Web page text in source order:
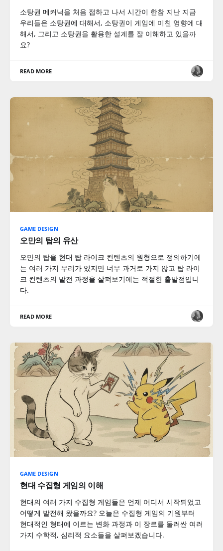
소탕권 메커닉을 처음 접하고 나서 시간이 한참 지난 지금
우리들은 소탕권에 대해서, 소탕권이 게임에 미친 영향에 대
해서, 그리고 소탕권을 활용한 설계를 잘 이해하고 있을까
요?
READ MORE
GAME DESIGN
오만의 탑의 유산
오만의 탑을 현대 탑 라이크 컨텐츠의 원형으로 정의하기에
는 여러 가지 무리가 있지만 너무 과거로 가지 않고 탑 라이
크 컨텐츠의 발전 과정을 살펴보기에는 적절한 출발점입니
다.
READ MORE
GAME DESIGN
현대 수집형 게임의 이해
현대의 여러 가지 수집형 게임들은 언제 어디서 시작되었고
어떻게 발전해 왔을까요? 오늘은 수집형 게임의 기원부터
현대적인 형태에 이르는 변화 과정과 이 장르를 둘러싼 여러
가지 수학적, 심리적 요소들을 살펴보겠습니다.